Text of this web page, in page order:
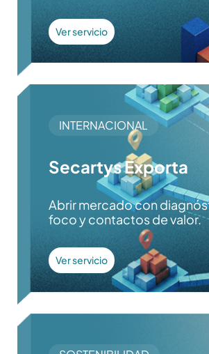
Ver servicio
INTERNACIONAL
Secartys Exporta
Abrir mercado con
foco y contactos de valor.
Ver servicio